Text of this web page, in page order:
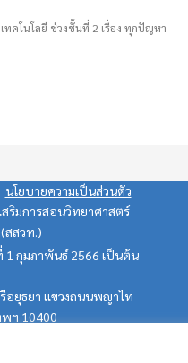
ทคโนโลยี ช่วงชั้นที่ 2 เรื่อง ทุกปัญหา
นโยบายความเป็นส่วนตัว
ริมการสอนวิทยาศาสตร์
สสวท.)
กุมภาพันธ์ 2566 เป็นต้น
อยุธยา แขวงถนนพญาไท
พฯ 10400